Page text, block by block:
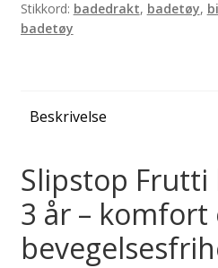
år
antall
Stikkord: badedrakt, badetøy,
badetøy
Beskrivelse
Slipstop Frutti
3 år – komfort